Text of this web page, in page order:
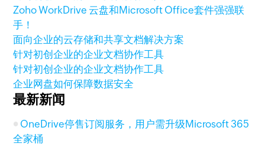
Zoho WorkDrive 云盘和Microsoft Office套件强强联
手！
面向企业的云存储和共享文档解决方案
针对初创企业的企业文档协作工具
针对初创企业的企业文档协作工具
企业网盘如何保障数据安全
最新新闻
OneDrive停售订阅服务，用户需升级Microsoft 365
全家桶